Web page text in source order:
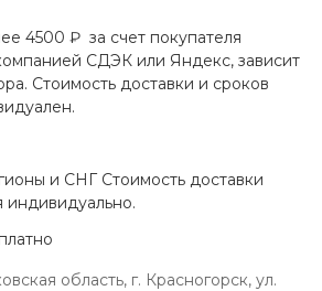
4500 ₽ за счет покупателя
СДЭК или Яндекс, зависит
Стоимость доставки и сроков
и СНГ Стоимость доставки
индивидуально.
область, г. Красногорск, ул.